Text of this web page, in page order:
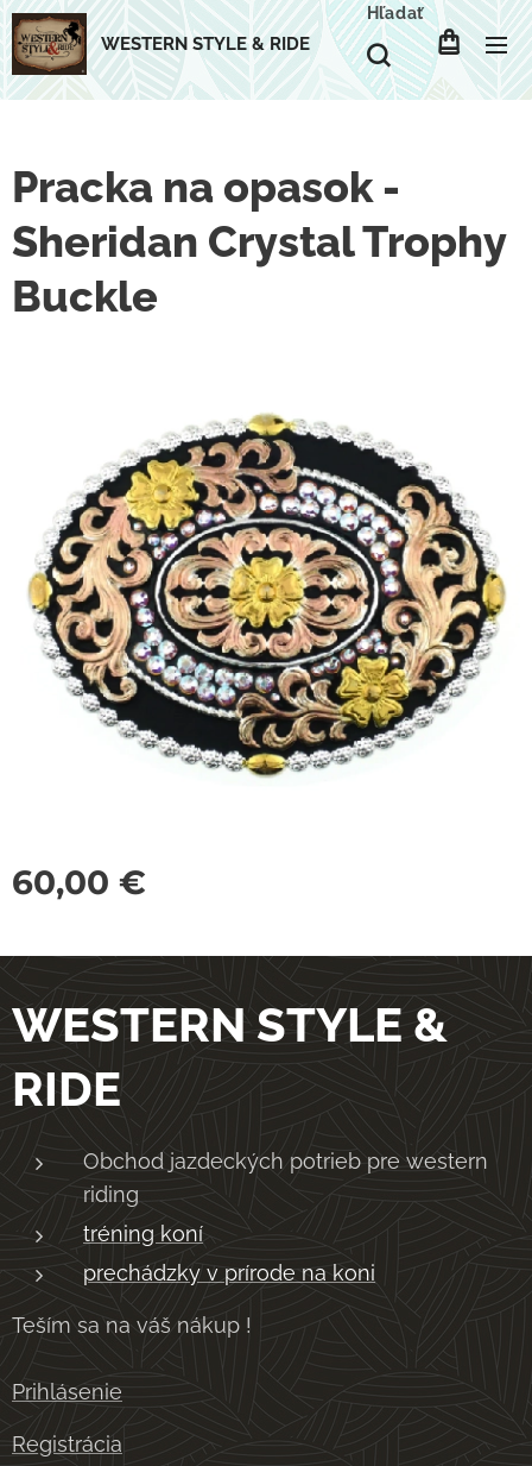
WESTERN STYLE & RIDE
Hľadať
Pracka na opasok -
Sheridan Crystal Trophy
Buckle
60,00 €
WESTERN STYLE &
RIDE
Obchod jazdeckých potrieb pre western
riding
tréning koní
prechádzky v prírode na koni
Teším sa na váš nákup !
Prihlásenie
Registrácia